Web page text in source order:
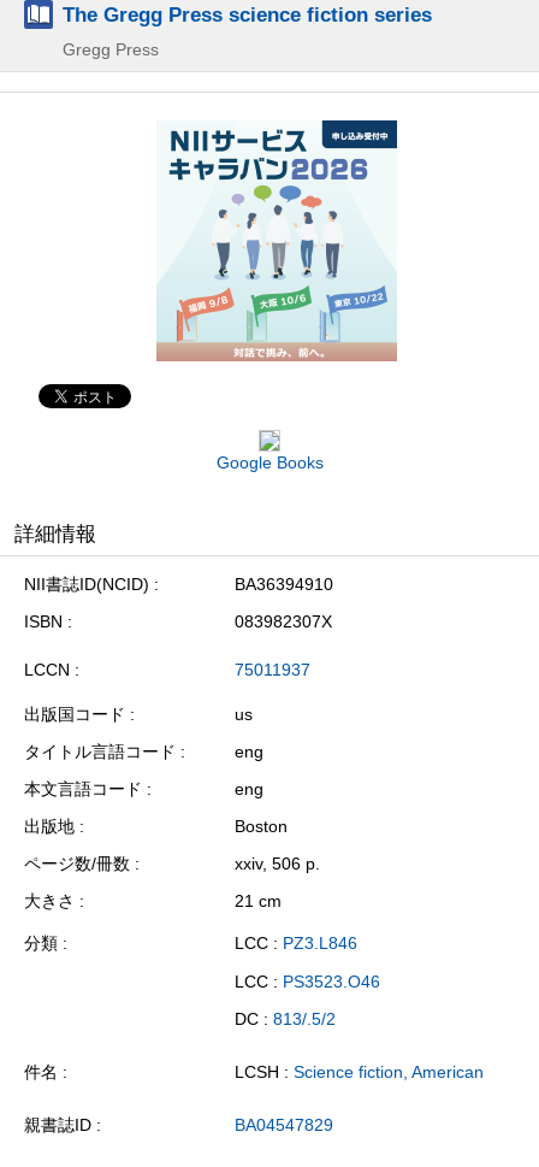
The Gregg Press science fiction series
Gregg Press
Google Books
詳細情報
NII書誌ID(NCID)
BA36394910
ISBN
083982307X
LCCN 75011937
出版国コード
us
タイトル言語コード
eng
本文言語コード
eng
出版地
Boston
ページ数/冊数
xxiv, 506 p.
大きさ
21 cm
分類 LCC : PZ3.L846
LCC : PS3523.O46
DC : 813/.5/2
件名 LCSH : Science fiction, American
親書誌ID BA04547829